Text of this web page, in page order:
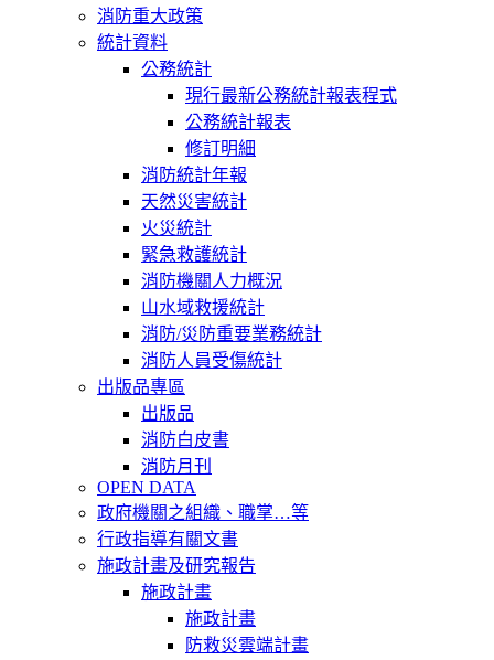
消防重大政策
統計資料
公務統計
現行最新公務統計報表程式
公務統計報表
修訂明細
消防統計年報
天然災害統計
火災統計
緊急救護統計
消防機關人力概況
山水域救援統計
消防/災防重要業務統計
消防人員受傷統計
出版品專區
出版品
消防白皮書
消防月刊
OPEN DATA
政府機關之組織、職掌…等
行政指導有關文書
施政計畫及研究報告
施政計畫
施政計畫
防救災雲端計畫